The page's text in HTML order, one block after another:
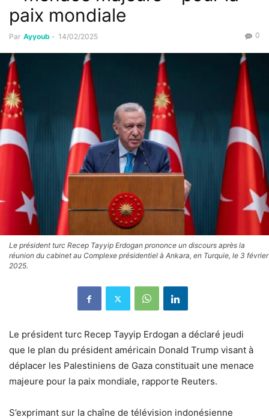
paix mondiale
Par Ayyoub - 14/02/2025 0
Le président turc Recep Tayyip Erdogan prononce un discours après la
réunion du cabinet au Complexe présidentiel à Ankara, en Turquie, le 3 février
2025.
Le président turc Recep Tayyip Erdogan a déclaré jeudi
que le plan du président américain Donald Trump visant à
déplacer les Palestiniens de Gaza constituait une menace
majeure pour la paix mondiale, rapporte Reuters.
S’exprimant sur la chaîne de télévision indonésienne